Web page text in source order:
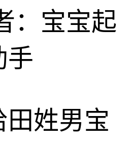
：宝宝起
手
姓男宝